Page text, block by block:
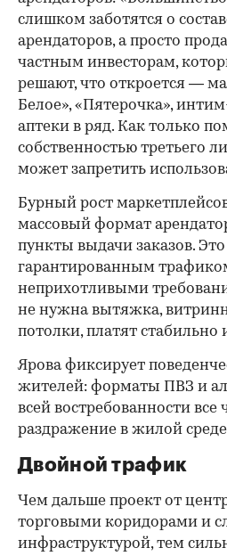
слишком заботятся о
арендаторов, а просто
частным инвесторам,
решают, что откроется —
Белое», «Пятерочка»,
аптеки в ряд. Как только
собственностью третьего
может запретить
Бурный рост
массовый формат
пункты выдачи заказов.
гарантированным
неприхотливыми
не нужна вытяжка,
потолки, платят стабильно
Ярова фиксирует
жителей: форматы ПВЗ и
всей востребованности
раздражение в жилой
Двойной трафик
Чем дальше проект от
торговыми коридорами и
инфраструктурой, тем